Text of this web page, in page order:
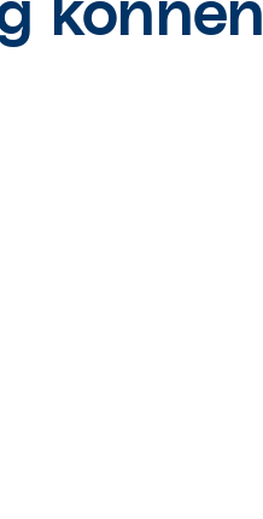
können